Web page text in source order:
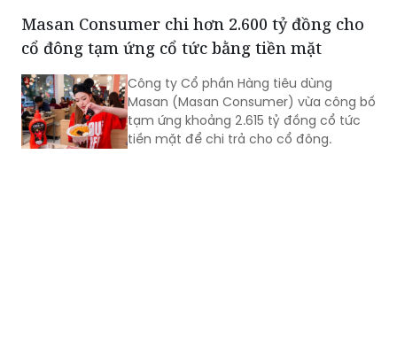
phố Đồng Nai.
Masan Consumer chi hơn 2.600 tỷ đồng cho
cổ đông tạm ứng cổ tức bằng tiền mặt
Công ty Cổ phần Hàng tiêu dùng
Masan (Masan Consumer) vừa công bố
tạm ứng khoảng 2.615 tỷ đồng cổ tức
tiền mặt để chi trả cho cổ đông.